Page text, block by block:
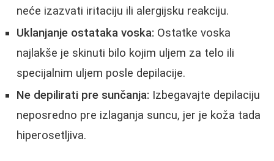
neće izazvati iritaciju ili alergijsku reakciju.
Uklanjanje ostataka voska: Ostatke voska
najlakše je skinuti bilo kojim uljem za telo ili
specijalnim uljem posle depilacije.
Ne depilirati pre sunčanja: Izbegavajte depilaciju
neposredno pre izlaganja suncu, jer je koža tada
hiperosetljiva.